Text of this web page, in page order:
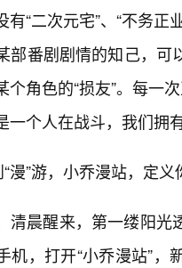
有“二次元宅”、“不务
部番剧剧情的知己，
个角色的“损友”。每一
一个人在战斗，我们拥
“漫”游，小乔漫站，定
清晨醒来，第一缕阳光
机，打开“小乔漫站”